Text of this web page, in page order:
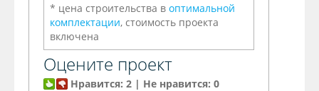
* цена строительства в оптимальной
комплектации, стоимость проекта
включена
Оцените проект
Нравится: 2 | Не нравится: 0